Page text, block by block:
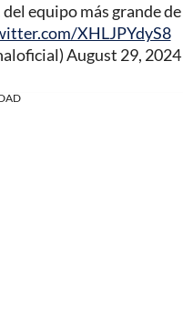
equipo más grande
XHLJPYdyS8
August 29, 2024